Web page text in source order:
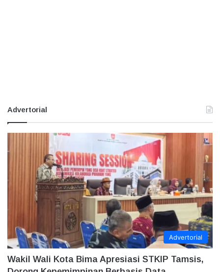
Advertorial
Advertorial
Wakil Wali Kota Bima Apresiasi STKIP Tamsis,